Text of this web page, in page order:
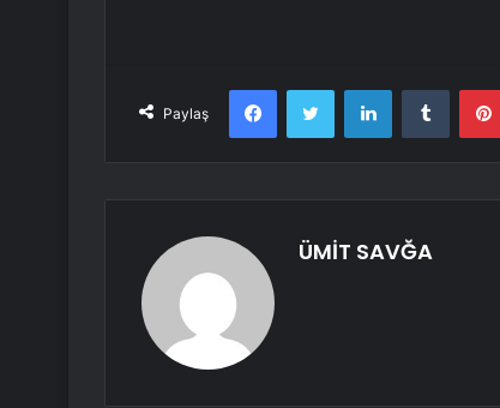
Paylaş
FacebookTwitter LinkedInTumblr
ÜMİT SAVĞA